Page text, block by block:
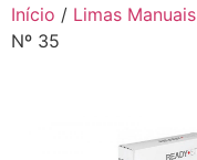
Início / Limas Manuais
Nº 35